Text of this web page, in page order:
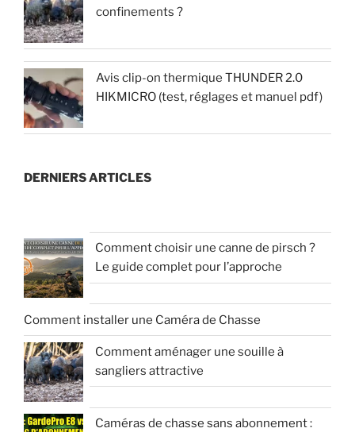
confinements ?
Avis clip-on thermique THUNDER 2.0
HIKMICRO (test, réglages et manuel pdf)
DERNIERS ARTICLES
Comment choisir une canne de pirsch ?
Le guide complet pour l’approche
Comment installer une Caméra de Chasse
Comment aménager une souille à
sangliers attractive
Caméras de chasse sans abonnement :